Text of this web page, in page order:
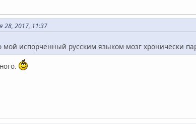
2017, 11:37
испорченный русским языком мозг хронически